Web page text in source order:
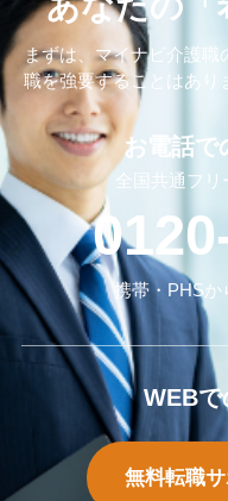
まずは、マイナビ介護
職を強要することはあり
WEBで
無料転職
お電話で
全国共通フリ
携帯・PHS